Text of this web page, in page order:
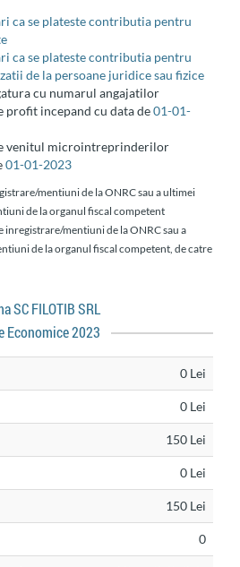
ca se plateste contributia pentru
ca se plateste contributia pentru
de la persoane juridice sau fizice
cu numarul angajatilor
profit incepand cu data de01-01-
venitul microintreprinderilor
01-01-2023
mentiuni de la ONRC sau a ultimei
de la organul fiscal competent
mentiuni de la ONRC sau a
de la organul fiscal competent, de catre
SC FILOTIB SRL
Economice 2023
0 Lei
0 Lei
150 Lei
0 Lei
150 Lei
0